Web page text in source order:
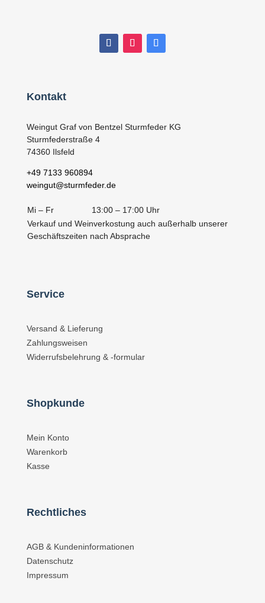
Kontakt
Weingut Graf von Bentzel Sturmfeder KG
Sturmfederstraße 4
74360 Ilsfeld
+49 7133 960894
weingut@sturmfeder.de
Mi – Fr
13:00 – 17:00 Uhr
Verkauf und Weinverkostung auch außerhalb unserer
Geschäftszeiten nach Absprache
Service
Versand & Lieferung
Zahlungsweisen
Widerrufsbelehrung & -formular
Shopkunde
Mein Konto
Warenkorb
Kasse
Rechtliches
AGB & Kundeninformationen
Datenschutz
Impressum